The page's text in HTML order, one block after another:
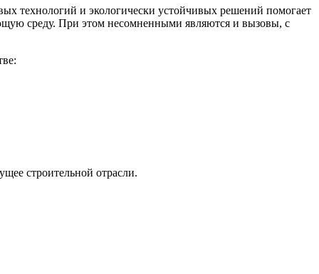
технологий и экологически устойчивых решений помогает
среду. При этом несомненными являются и вызовы, с
строительной отрасли.